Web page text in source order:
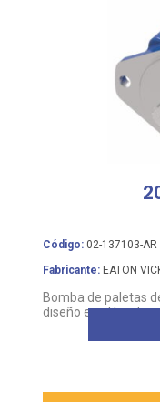
Código: 02-137103-AR
Fabricante: EATON
Bomba de paletas
diseño equilibrado